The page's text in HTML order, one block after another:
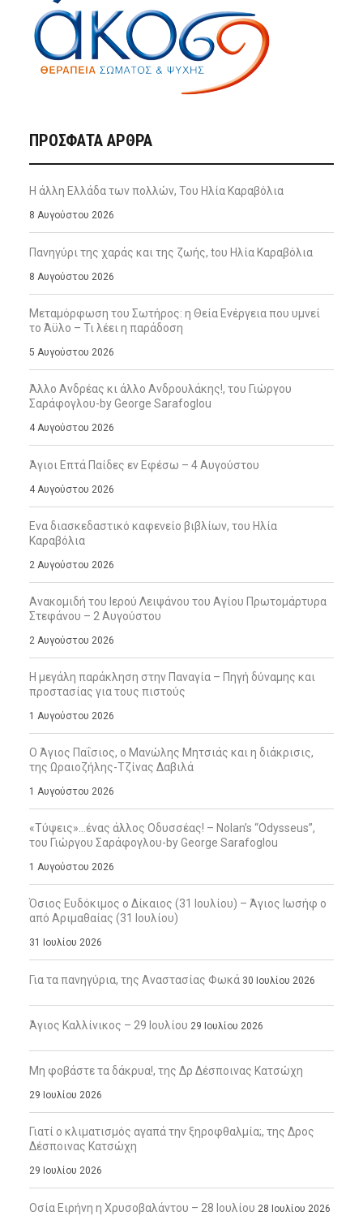
ΠΡΌΣΦΑΤΑ ΆΡΘΡΑ
Η άλλη Ελλάδα των πολλών, Του Ηλία Καραβόλια
8 Αυγούστου 2026
Πανηγύρι της χαράς και της ζωής, tου Ηλία Καραβόλια
8 Αυγούστου 2026
Μεταμόρφωση του Σωτήρος: η Θεία Ενέργεια που υμνεί
το Άϋλο – Τι λέει η παράδοση
5 Αυγούστου 2026
Άλλο Ανδρέας κι άλλο Ανδρουλάκης!, του Γιώργου
Σαράφογλου-by George Sarafoglou
4 Αυγούστου 2026
Άγιοι Επτά Παίδες εν Εφέσω – 4 Αυγούστου
4 Αυγούστου 2026
Ενα διασκεδαστικό καφενείο βιβλίων, του Ηλία
Καραβόλια
2 Αυγούστου 2026
Ανακομιδή του Ιερού Λειψάνου του Αγίου Πρωτομάρτυρα
Στεφάνου – 2 Αυγούστου
2 Αυγούστου 2026
Η μεγάλη παράκληση στην Παναγία – Πηγή δύναμης και
προστασίας για τους πιστούς
1 Αυγούστου 2026
Ο Άγιος Παΐσιος, ο Μανώλης Μητσιάς και η διάκρισις,
της Ωραιοζήλης-Τζίνας Δαβιλά
1 Αυγούστου 2026
«Τύψεις»…ένας άλλος Οδυσσέας! – Nolan’s “Odysseus”,
του Γιώργου Σαράφογλου-by George Sarafoglou
1 Αυγούστου 2026
Όσιος Ευδόκιμος ο Δίκαιος (31 Ιουλίου) – Άγιος Ιωσήφ ο
από Αριμαθαίας (31 Ιουλίου)
31 Ιουλίου 2026
Για τα πανηγύρια, της Αναστασίας Φωκά 30 Ιουλίου 2026
Άγιος Καλλίνικος – 29 Ιουλίου 29 Ιουλίου 2026
Μη φοβάστε τα δάκρυα!, της Δρ Δέσποινας Κατσώχη
29 Ιουλίου 2026
Γιατί ο κλιματισμός αγαπά την ξηροφθαλμία;, της Δρος
Δέσποινας Κατσώχη
29 Ιουλίου 2026
Οσία Ειρήνη η Χρυσοβαλάντου – 28 Ιουλίου 28 Ιουλίου 2026